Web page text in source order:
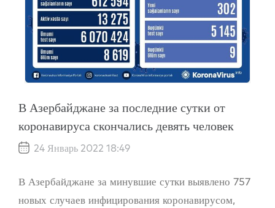
В Азербайджане за последние сутки от
коронавируса скончались девять человек
24 Январь 2022 18:49
В Азербайджане за минувшие сутки выявлено 757
новых случаев инфицирования коронавирусом,